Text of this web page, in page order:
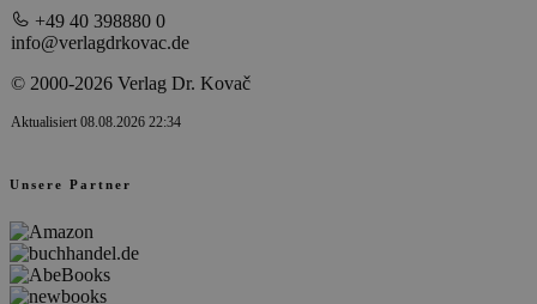
+49 40 398880 0
info@verlagdrkovac.de
© 2000-2026 Verlag Dr. Kovač
Aktualisiert 08.08.2026 22:34
Unsere Partner